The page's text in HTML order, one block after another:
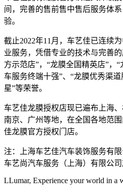
间，完善的售前售中售后服务体
验。
截止2022年11月，车艺佳已连续
业服务，凭借专业的技术与完善
方示范店”，“龙膜全国精英店”，
车服务终端十强”、“龙膜优秀渠
星”等荣誉。
车艺佳龙膜授权店现已遍布上海
南京、广州等地，在全国各地范
佳龙膜官方授权门店。
注：上海车艺佳汽车装饰服务有
车艺尚汽车服务（上海）有限公
LLumar, Experience your world in a